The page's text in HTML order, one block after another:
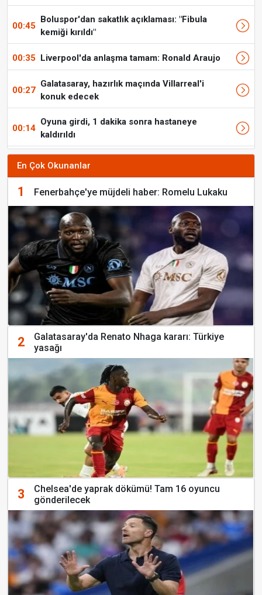
00:45
Boluspor'dan sakatlık açıklaması: "Fibula
kemiği kırıldı"
00:35 Liverpool'da anlaşma tamam: Ronald Araujo
00:27
Galatasaray, hazırlık maçında Villarreal'i
konuk edecek
00:14
Oyuna girdi, 1 dakika sonra hastaneye
kaldırıldı
En Çok Okunanlar
1 Fenerbahçe'ye müjdeli haber: Romelu Lukaku
2
Galatasaray'da Renato Nhaga kararı: Türkiye
yasağı
3
Chelsea'de yaprak dökümü! Tam 16 oyuncu
gönderilecek